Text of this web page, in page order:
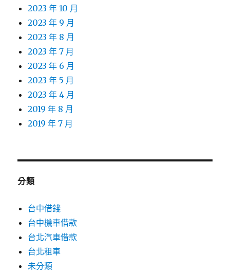
2023 年 10 月
2023 年 9 月
2023 年 8 月
2023 年 7 月
2023 年 6 月
2023 年 5 月
2023 年 4 月
2019 年 8 月
2019 年 7 月
分類
台中借錢
台中機車借款
台北汽車借款
台北租車
未分類